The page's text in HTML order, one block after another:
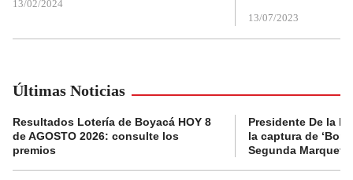
13/02/2024
13/07/2023
Últimas Noticias
Resultados Lotería de Boyacá HOY 8
de AGOSTO 2026: consulte los
premios
Presidente De la
la captura de
Segunda